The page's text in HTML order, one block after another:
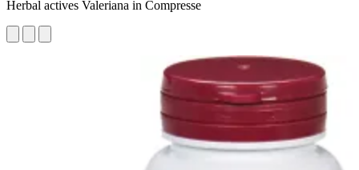
Herbal actives Valeriana in Compresse